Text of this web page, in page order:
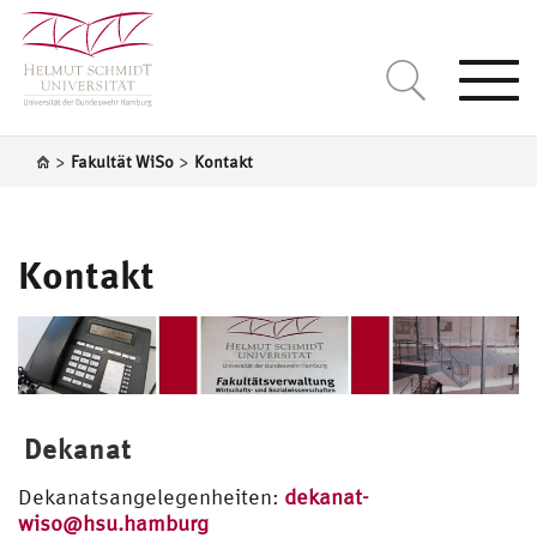
> Fakultät WiSo > Kontakt
Kontakt
Dekanat
Dekanatsangelegenheiten: dekanat-
wiso@hsu.hamburg